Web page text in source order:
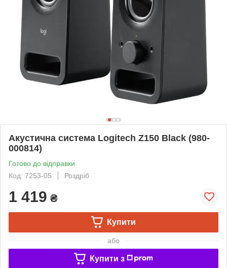
Акустична система Logitech Z150 Black (980-
000814)
Готово до відправки
Код: 7253-05
Роздріб
1 419 ₴
Купити
або
Купити з